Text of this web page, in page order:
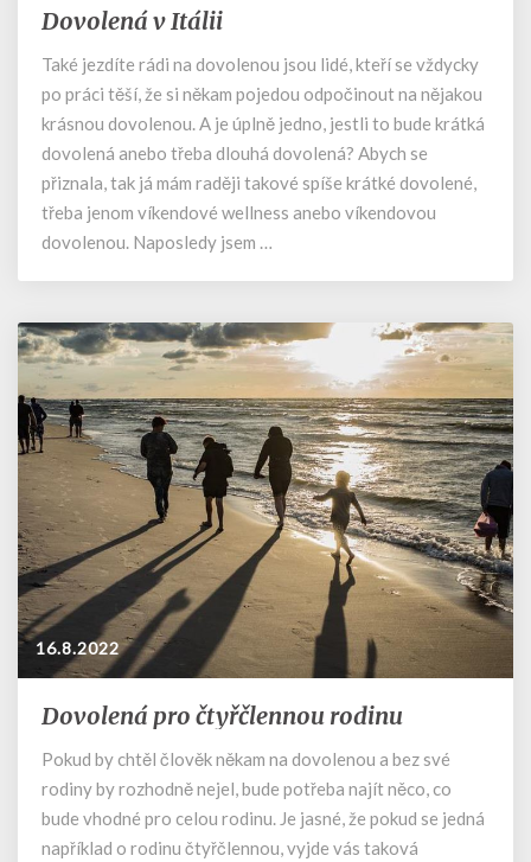
Dovolená
Itálii
Dovolená v Itálii
Také jezdíte rádi na dovolenou jsou lidé, kteří se vždycky
po práci těší, že si někam pojedou odpočinout na nějakou
krásnou dovolenou. A je úplně jedno, jestli to bude krátká
dovolená anebo třeba dlouhá dovolená? Abych se
přiznala, tak já mám raději takové spíše krátké dovolené,
třeba jenom víkendové wellness anebo víkendovou
dovolenou. Naposledy jsem …
16.8.2022
Dovolená
čtyřčlennou
rodinu
Dovolená pro čtyřčlennou rodinu
Pokud by chtěl člověk někam na dovolenou a bez své
rodiny by rozhodně nejel, bude potřeba najít něco, co
bude vhodné pro celou rodinu. Je jasné, že pokud se jedná
například o rodinu čtyřčlennou, vyjde vás taková